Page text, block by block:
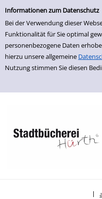
Einfache Suche
Informationen zum Datenschutz
Bei der Verwendung dieser
Funktionalität für Sie optimal
personenbezogene Daten
hierzu unsere allgemeine
Nutzung stimmen Sie diesen
zur Navigation springen
zum Inhalt springen
Zu den Suchfiltern springen
Zur Trefferliste springen